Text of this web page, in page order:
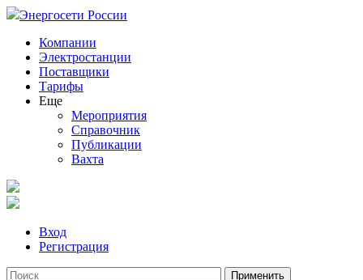
Энергосети России
Компании
Электростанции
Поставщики
Тарифы
Еще
Мероприятия
Справочник
Публикации
Вахта
Вход
Регистрация